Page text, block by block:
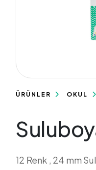
ÜRÜNLER OKUL
12 Renk , 24 mm